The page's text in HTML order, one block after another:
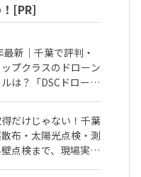
[PR]
最新｜千葉で評判・
プクラスのドローン
は？「DSCドローン
だけじゃない！千葉
布・太陽光点検・測
点検まで、現場実務